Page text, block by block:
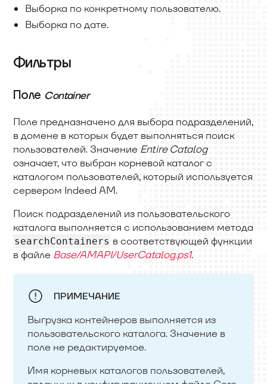
Выборка по конкретному пользователю.
Выборка по дате.
Фильтры
Поле Container
Поле предназначено для выбора подразделений,
в домене в которых будет выполняться поиск
пользователей. Значение Entire Catalog
означает, что выбран корневой каталог с
каталогом пользователей, который используется
сервером Indeed AM.
Поиск подразделений из пользовательского
каталога выполняется с использованием метода
searchContainers в соответствующей функции
в файле Base/AMAPI/UserCatalog.ps1.
ПРИМЕЧАНИЕ
Выгрузка контейнеров выполняется из
пользовательского каталога. Значение в
поле не редактируемое.
Имя корневых каталогов пользователей,